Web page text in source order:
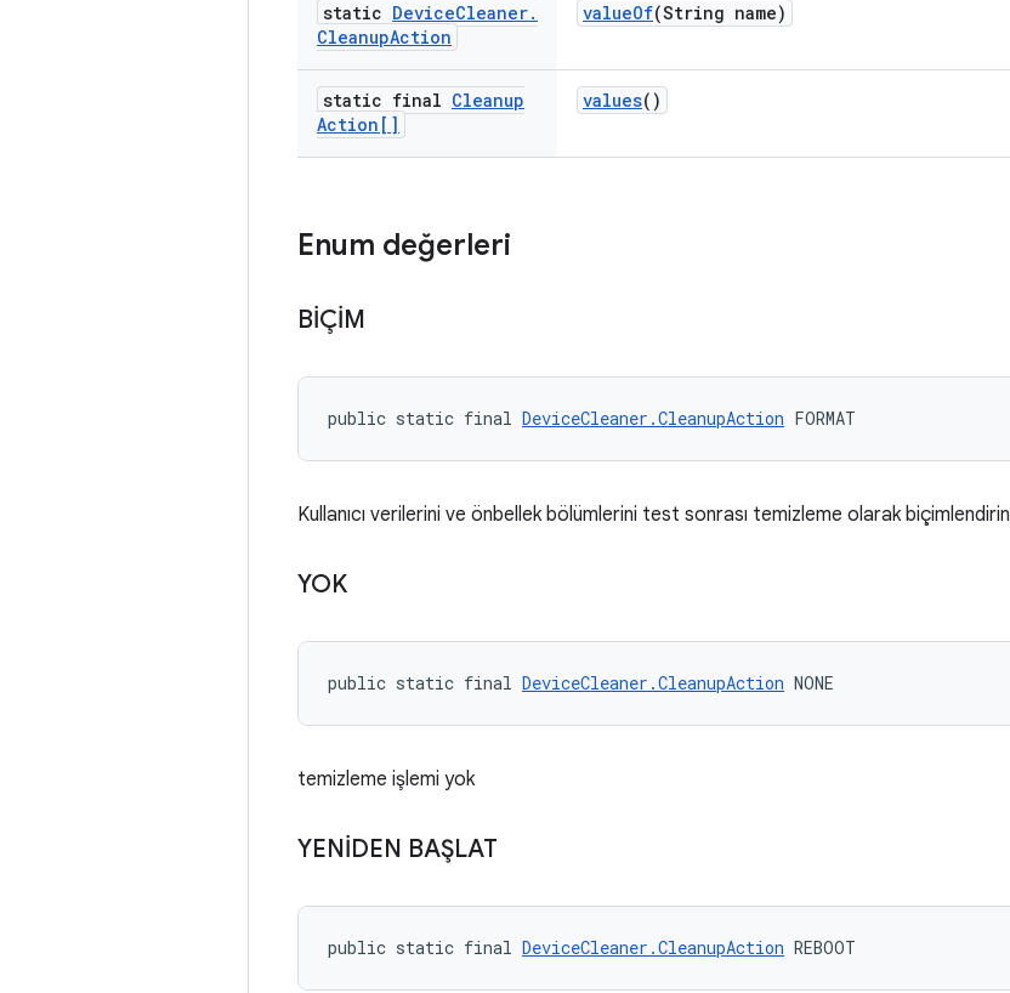
static DeviceCleaner.
CleanupAction
valueOf(String name)
static final Cleanup
Action[]
values()
Enum değerleri
BİÇİM
public static final DeviceCleaner.CleanupAction FORMAT
Kullanıcı verilerini ve önbellek bölümlerini test sonrası temizleme olarak biçimlendirin
YOK
public static final DeviceCleaner.CleanupAction NONE
temizleme işlemi yok
YENİDEN BAŞLAT
public static final DeviceCleaner.CleanupAction REBOOT